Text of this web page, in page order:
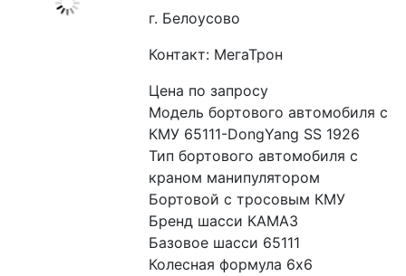
г. Белоусово
Контакт: МегаТрон
Цена по запросу
Модель бортового автомобиля с
КМУ 65111-DongYang SS 1926
Тип бортового автомобиля с
краном манипулятором
Бортовой с тросовым КМУ
Бренд шасси КАМАЗ
Базовое шасси 65111
Колесная формула 6x6